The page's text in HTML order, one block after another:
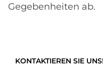
Gegebenheiten ab.
KONTAKTIEREN SIE UNS!